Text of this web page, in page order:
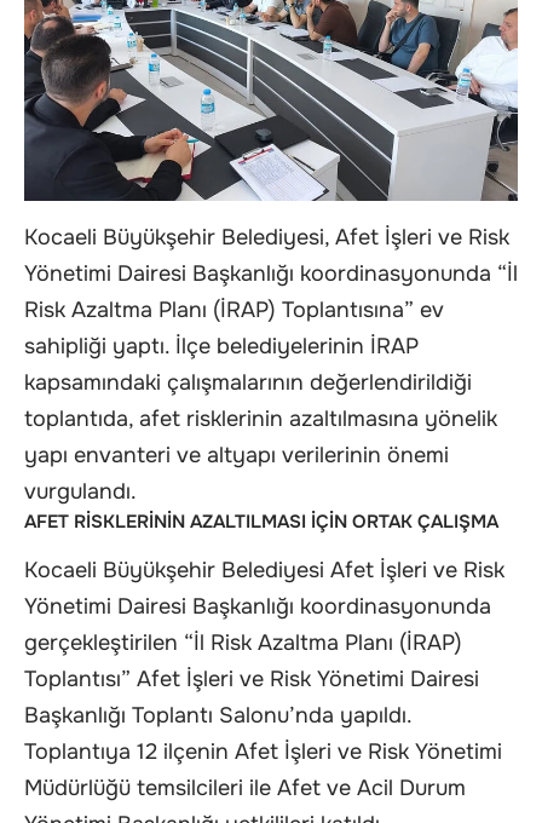
Kocaeli Büyükşehir Belediyesi, Afet İşleri ve Risk
Yönetimi Dairesi Başkanlığı koordinasyonunda “İl
Risk Azaltma Planı (İRAP) Toplantısına” ev
sahipliği yaptı. İlçe belediyelerinin İRAP
kapsamındaki çalışmalarının değerlendirildiği
toplantıda, afet risklerinin azaltılmasına yönelik
yapı envanteri ve altyapı verilerinin önemi
vurgulandı.
AFET RİSKLERİNİN AZALTILMASI İÇİN ORTAK ÇALIŞMA
Kocaeli Büyükşehir Belediyesi Afet İşleri ve Risk
Yönetimi Dairesi Başkanlığı koordinasyonunda
gerçekleştirilen “İl Risk Azaltma Planı (İRAP)
Toplantısı” Afet İşleri ve Risk Yönetimi Dairesi
Başkanlığı Toplantı Salonu’nda yapıldı.
Toplantıya 12 ilçenin Afet İşleri ve Risk Yönetimi
Müdürlüğü temsilcileri ile Afet ve Acil Durum